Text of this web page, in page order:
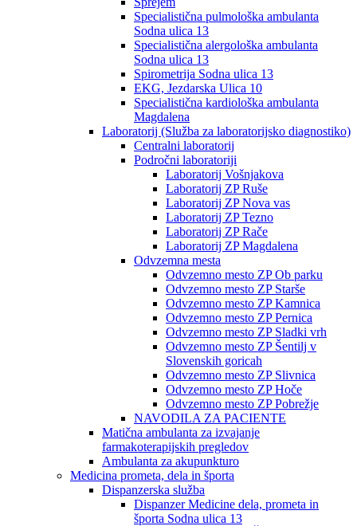
Specialistična pulmološka ambulanta
Sodna ulica 13
Specialistična alergološka ambulanta
Sodna ulica 13
Spirometrija Sodna ulica 13
EKG, Jezdarska Ulica 10
Specialistična kardiološka ambulanta
Magdalena
Laboratorij (Služba za laboratorijsko diagnostiko)
Centralni laboratorij
Področni laboratoriji
Laboratorij Vošnjakova
Laboratorij ZP Ruše
Laboratorij ZP Nova vas
Laboratorij ZP Tezno
Laboratorij ZP Rače
Laboratorij ZP Magdalena
Odvzemna mesta
Odvzemno mesto ZP Ob parku
Odvzemno mesto ZP Starše
Odvzemno mesto ZP Kamnica
Odvzemno mesto ZP Pernica
Odvzemno mesto ZP Sladki vrh
Odvzemno mesto ZP Šentilj v
Slovenskih goricah
Odvzemno mesto ZP Slivnica
Odvzemno mesto ZP Hoče
Odvzemno mesto ZP Pobrežje
NAVODILA ZA PACIENTE
Matična ambulanta za izvajanje
farmakoterapijskih pregledov
Ambulanta za akupunkturo
Medicina prometa, dela in športa
Dispanzerska služba
Dispanzer Medicine dela, prometa in
športa Sodna ulica 13